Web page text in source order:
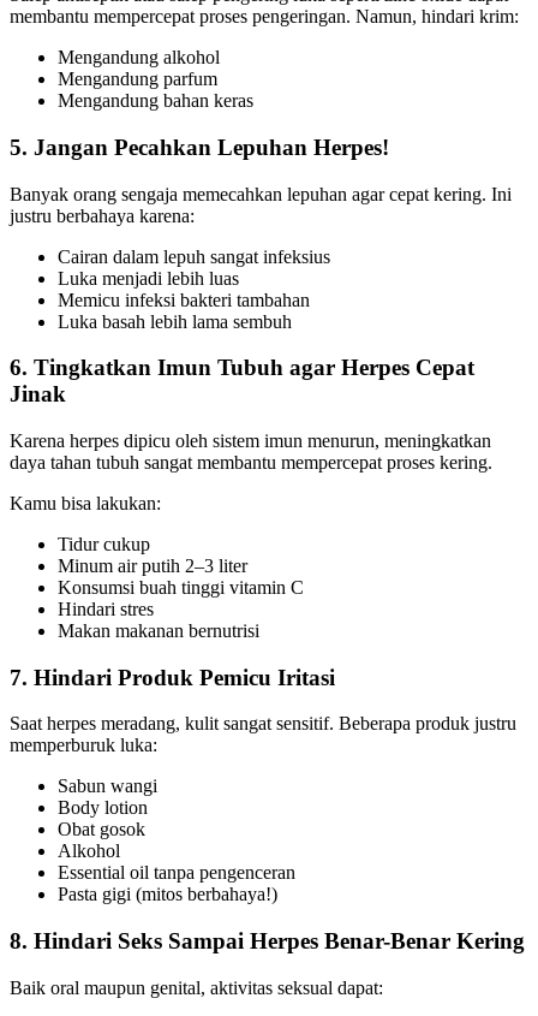
membantu mempercepat proses pengeringan. Namun, hindari krim:
Mengandung alkohol
Mengandung parfum
Mengandung bahan keras
5. Jangan Pecahkan Lepuhan Herpes!
Banyak orang sengaja memecahkan lepuhan agar cepat kering. Ini
justru berbahaya karena:
Cairan dalam lepuh sangat infeksius
Luka menjadi lebih luas
Memicu infeksi bakteri tambahan
Luka basah lebih lama sembuh
6. Tingkatkan Imun Tubuh agar Herpes Cepat
Jinak
Karena herpes dipicu oleh sistem imun menurun, meningkatkan
daya tahan tubuh sangat membantu mempercepat proses kering.
Kamu bisa lakukan:
Tidur cukup
Minum air putih 2–3 liter
Konsumsi buah tinggi vitamin C
Hindari stres
Makan makanan bernutrisi
7. Hindari Produk Pemicu Iritasi
Saat herpes meradang, kulit sangat sensitif. Beberapa produk justru
memperburuk luka:
Sabun wangi
Body lotion
Obat gosok
Alkohol
Essential oil tanpa pengenceran
Pasta gigi (mitos berbahaya!)
8. Hindari Seks Sampai Herpes Benar-Benar Kering
Baik oral maupun genital, aktivitas seksual dapat: